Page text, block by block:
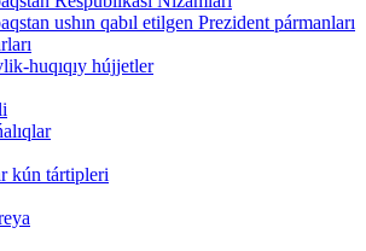
ushın qabıl etilgen Prezident pármanları
huqıqıy hújjetler
kún tártipleri